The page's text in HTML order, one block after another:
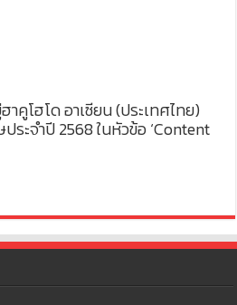
คูโฮโด อาเซียน (ประเทศไทย)
ะจำปี 2568 ในหัวข้อ ‘Content